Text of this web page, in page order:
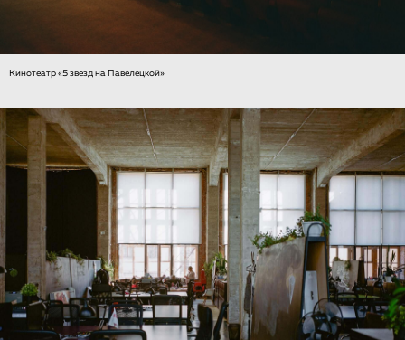
Кинотеатр «5 звезд на Павелецкой»